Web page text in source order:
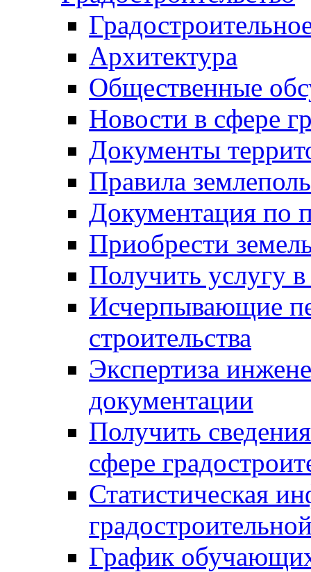
Архитектура
Общественные
Новости в сфере
Документы
Правила
Документация по
Приобрести
Получить услугу в
Исчерпывающие
строительства
Экспертиза
документации
Получить
сфере
Статистическая
График